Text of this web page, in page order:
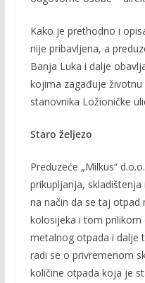
Kako je prethodno i
nije pribavljena, a
Banja Luka i dalje
kojima zagađuje životnu
stanovnika Ložioničke
Staro željezo
Preduzeće „Milkus“
prikupljanja,
na način da se taj
kolosijeka i tom
metalnog otpada i dalje
radi se o privremenom
količine otpada koja je